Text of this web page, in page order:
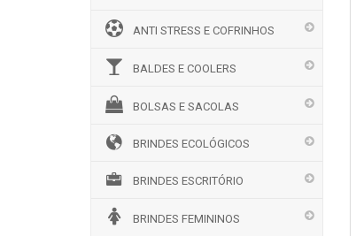
ANTI STRESS E COFRINHOS
BALDES E COOLERS
BOLSAS E SACOLAS
BRINDES ECOLÓGICOS
BRINDES ESCRITÓRIO
BRINDES FEMININOS